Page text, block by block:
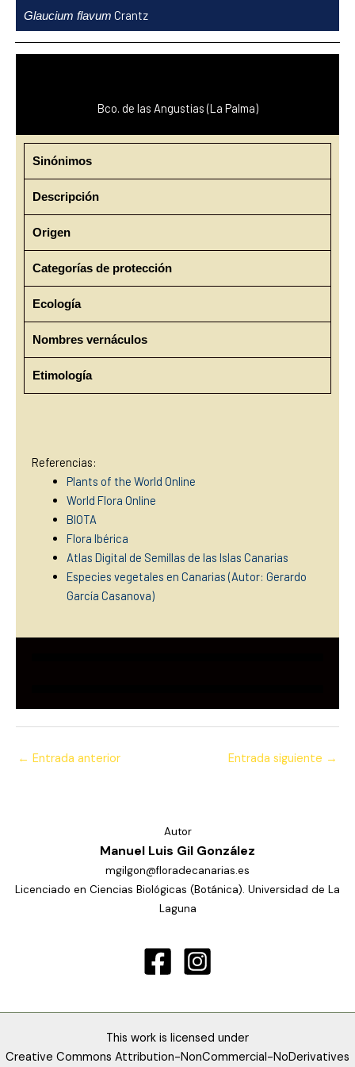
contenido
Glaucium flavum Crantz
Bco. de las Angustias (La Palma)
Sinónimos
Descripción
Origen
Categorías de protección
Ecología
Nombres vernáculos
Etimología
Referencias:
Plants of the World Online
World Flora Online
BIOTA
Flora Ibérica
Atlas Digital de Semillas de las Islas Canarias
Especies vegetales en Canarias (Autor: Gerardo
García Casanova)
← Entrada anterior Entrada siguiente →
Autor
Manuel Luis Gil González
mgilgon@floradecanarias.es
Licenciado en Ciencias Biológicas (Botánica). Universidad de La
Laguna
This work is licensed under
Creative Commons Attribution-NonCommercial-NoDerivatives